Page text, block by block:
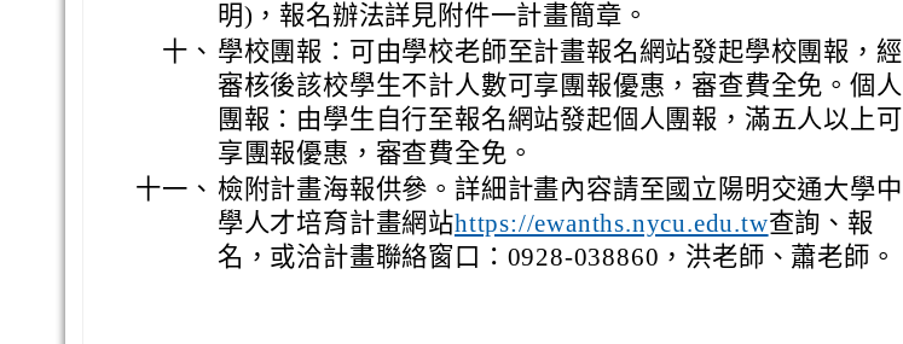
明)，報名辦法詳見附件一計畫簡章。
十、 學校團報：可由學校老師至計畫報名網站發起學校團報，經
審核後該校學生不計人數可享團報優惠，審查費全免。個人
團報：由學生自行至報名網站發起個人團報，滿五人以上可
享團報優惠，審查費全免。
十一、 檢附計畫海報供參。詳細計畫內容請至國立陽明交通大學中
學人才培育計畫網站https://ewanths.nycu.edu.tw查詢、報
名，或洽計畫聯絡窗口：0928-038860，洪老師、蕭老師。